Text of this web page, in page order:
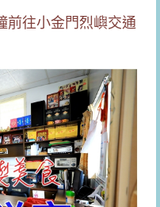
前往小金門烈嶼交通